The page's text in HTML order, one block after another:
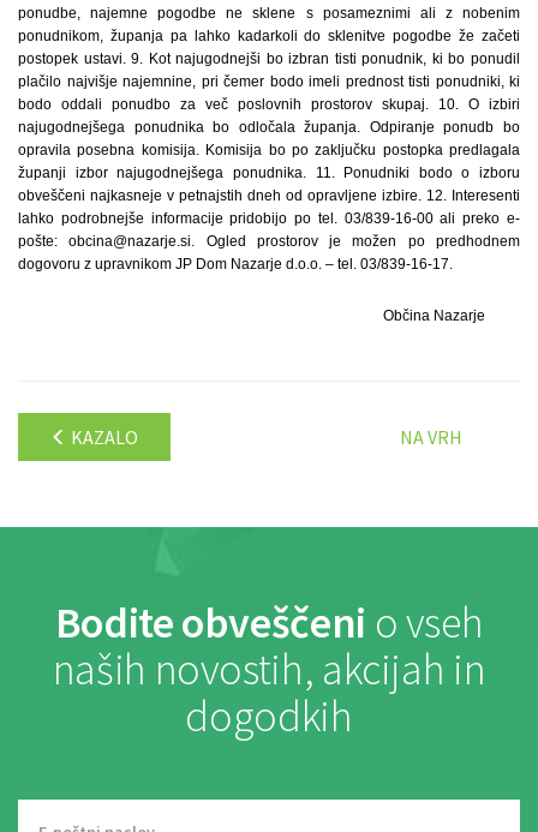
ponudbe, najemne pogodbe ne sklene s posameznimi ali z nobenim
ponudnikom, županja pa lahko kadarkoli do sklenitve pogodbe že začeti
postopek ustavi. 9. Kot najugodnejši bo izbran tisti ponudnik, ki bo ponudil
plačilo najvišje najemnine, pri čemer bodo imeli prednost tisti ponudniki, ki
bodo oddali ponudbo za več poslovnih prostorov skupaj. 10. O izbiri
najugodnejšega ponudnika bo odločala županja. Odpiranje ponudb bo
opravila posebna komisija. Komisija bo po zaključku postopka predlagala
županji izbor najugodnejšega ponudnika. 11. Ponudniki bodo o izboru
obveščeni najkasneje v petnajstih dneh od opravljene izbire. 12. Interesenti
lahko podrobnejše informacije pridobijo po tel. 03/839-16-00 ali preko e-
pošte: obcina@nazarje.si. Ogled prostorov je možen po predhodnem
dogovoru z upravnikom JP Dom Nazarje d.o.o. – tel. 03/839-16-17.
Občina Nazarje
KAZALO NA VRH
Bodite obveščeni o vseh
naših novostih, akcijah in
dogodkih